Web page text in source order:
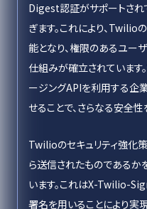
Digest認証がサポートされ
ぎます。これにより、
能となり、権限のあるユー
仕組みが確立されています
ージングAPIを利用する企
せることで、さらなる安全性
Twilioのセキュリティ強化
ら送信されたものであるか
います。これはX-Twilio-
署名を用いることにより実